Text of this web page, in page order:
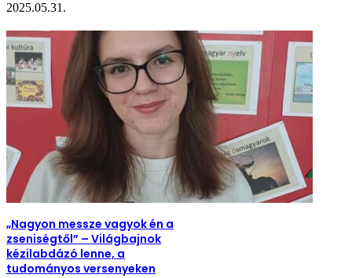
2025.05.31.
„Nagyon messze vagyok én a
zseniségtől” – Világbajnok
kézilabdázó lenne, a
tudományos versenyeken